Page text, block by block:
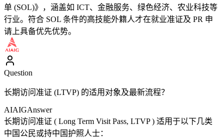
单 (SOL)》，涵盖如 ICT、金融服务、绿色经济、农业科技等
行业。符合 SOL 条件的高技能外籍人才在就业准证及 PR 申
请上具备优先优势。
Question
长期访问准证 (LTVP) 的适用对象及最新流程？
AIAIGAnswer
长期访问准证 ( Long Term Visit Pass, LTVP ) 适用于以下几类
中国公民或持中国护照人士：